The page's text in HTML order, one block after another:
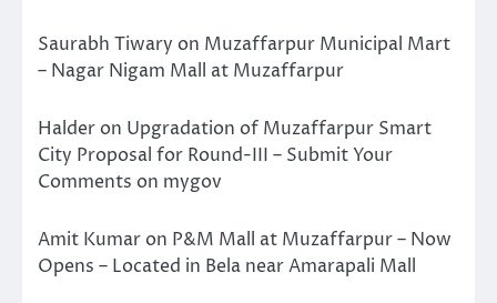
Saurabh Tiwary on Muzaffarpur Municipal Mart
– Nagar Nigam Mall at Muzaffarpur
Halder on Upgradation of Muzaffarpur Smart
City Proposal for Round-III – Submit Your
Comments on mygov
Amit Kumar on P&M Mall at Muzaffarpur – Now
Opens – Located in Bela near Amarapali Mall